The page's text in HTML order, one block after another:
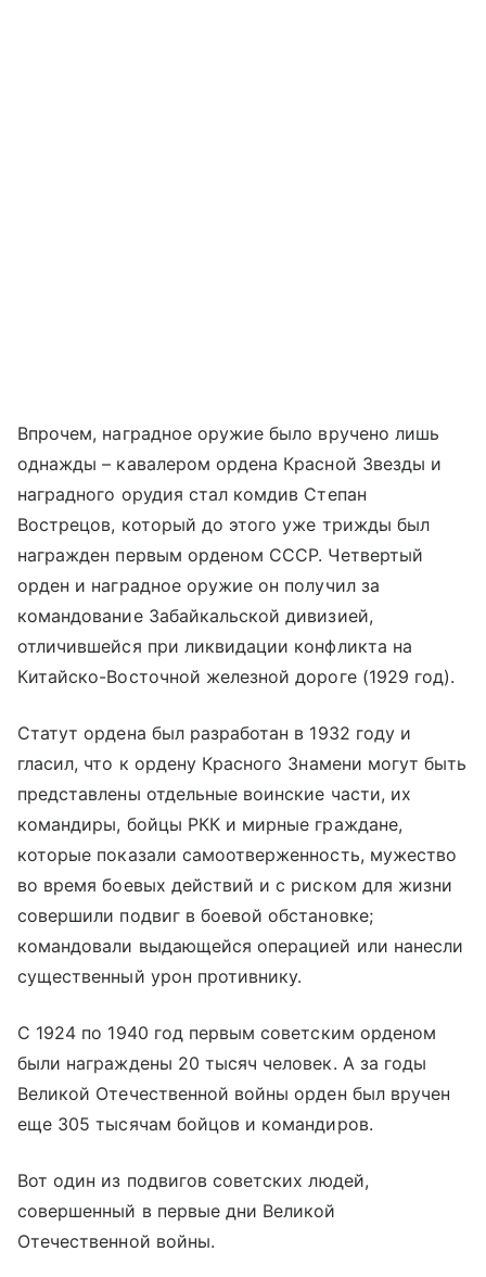
Впрочем, наградное оружие было вручено лишь
однажды – кавалером ордена Красной Звезды и
наградного орудия стал комдив Степан
Вострецов, который до этого уже трижды был
награжден первым орденом СССР. Четвертый
орден и наградное оружие он получил за
командование Забайкальской дивизией,
отличившейся при ликвидации конфликта на
Китайско-Восточной железной дороге (1929 год).
Статут ордена был разработан в 1932 году и
гласил, что к ордену Красного Знамени могут быть
представлены отдельные воинские части, их
командиры, бойцы РКК и мирные граждане,
которые показали самоотверженность, мужество
во время боевых действий и с риском для жизни
совершили подвиг в боевой обстановке;
командовали выдающейся операцией или нанесли
существенный урон противнику.
С 1924 по 1940 год первым советским орденом
были награждены 20 тысяч человек. А за годы
Великой Отечественной войны орден был вручен
еще 305 тысячам бойцов и командиров.
Вот один из подвигов советских людей,
совершенный в первые дни Великой
Отечественной войны.